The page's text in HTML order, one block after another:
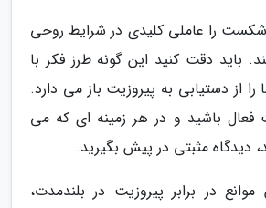
شکست را عاملی کلیدی در شرایط روحی
باید دقت کنید این گونه طرز فکر با
از دستیابی به پیروزیت باز می دارد.
باشید و در هر زمینه ای که می
دیدگاه مثبتی در پیش بگیرید.
در برابر پیروزیت در بلندمدت،